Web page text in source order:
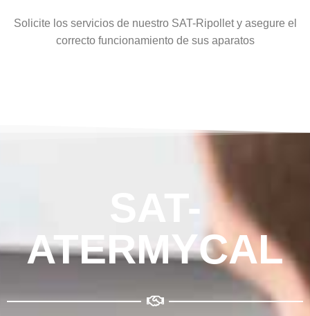
Solicite los servicios de nuestro SAT-Ripollet y asegure el
correcto funcionamiento de sus aparatos
SAT-
ATERMYCAL